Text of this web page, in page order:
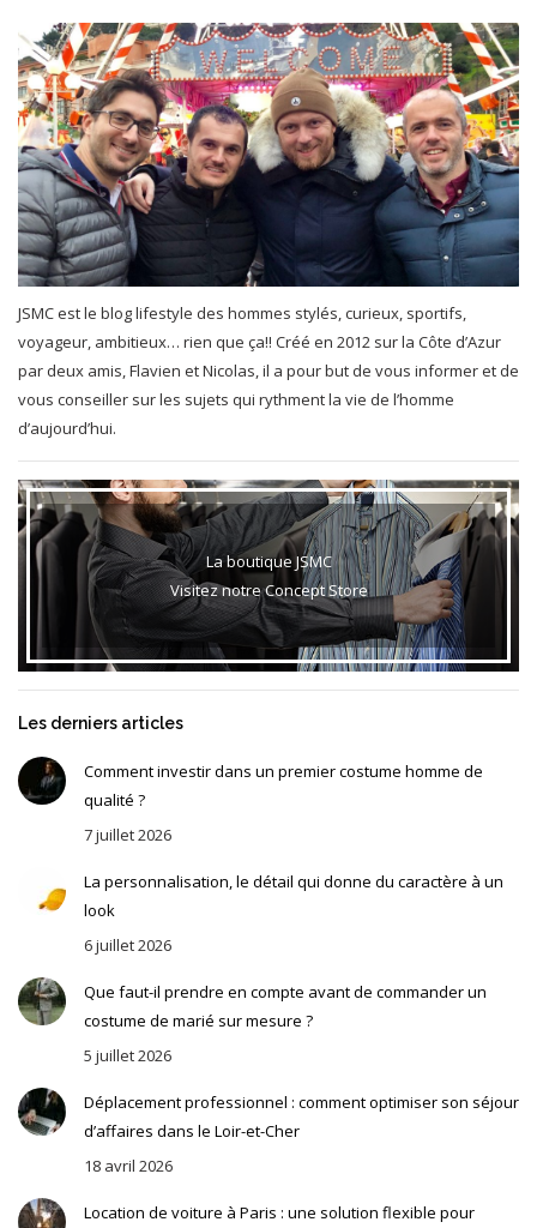
JSMC est le blog lifestyle des hommes stylés, curieux, sportifs,
voyageur, ambitieux… rien que ça!! Créé en 2012 sur la Côte d’Azur
par deux amis, Flavien et Nicolas, il a pour but de vous informer et de
vous conseiller sur les sujets qui rythment la vie de l’homme
d’aujourd’hui.
La boutique JSMC
Visitez notre Concept Store
Les derniers articles
Comment investir dans un premier costume homme de
qualité ?
7 juillet 2026
La personnalisation, le détail qui donne du caractère à un
look
6 juillet 2026
Que faut-il prendre en compte avant de commander un
costume de marié sur mesure ?
5 juillet 2026
Déplacement professionnel : comment optimiser son séjour
d’affaires dans le Loir-et-Cher
18 avril 2026
Location de voiture à Paris : une solution flexible pour